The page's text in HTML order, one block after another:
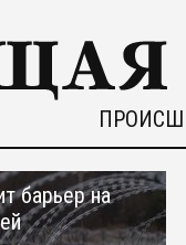
барьер на